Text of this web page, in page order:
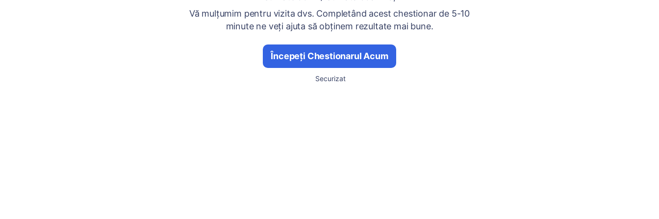
Vă mulțumim pentru vizita dvs. Completând acest chestionar de 5-10
minute ne veți ajuta să obținem rezultate mai bune.
Începeți Chestionarul Acum
Securizat